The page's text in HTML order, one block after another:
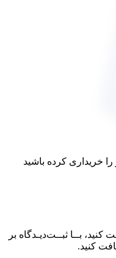
خریداری کرده باشید
کنید، بــا ثبــت‌دیـدگاه بر